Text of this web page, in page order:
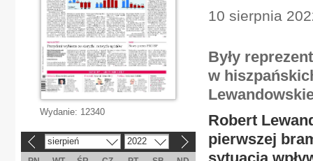
10 sierpnia
Były
w
Robert
pierwszej
Wydanie: 12340
sierpień 2022